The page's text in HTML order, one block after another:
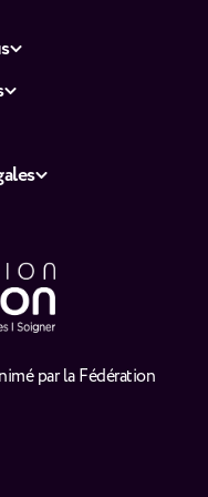
par la Fédération